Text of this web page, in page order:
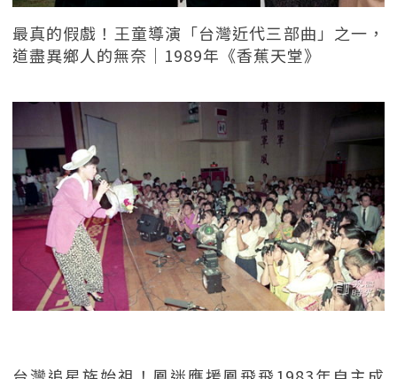
最真的假戲！王童導演「台灣近代三部曲」之一，
道盡異鄉人的無奈｜1989年《香蕉天堂》